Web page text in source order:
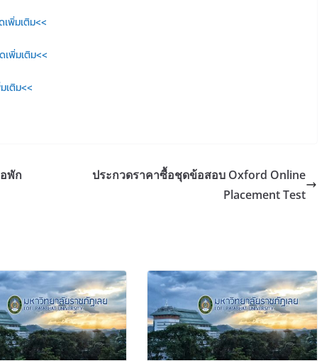
เพิ่มเติม<<
เพิ่มเติม<<
เติม<<
พัก
ประกวดราคาซื้อชุดข้อสอบ Oxford Online
Placement Test